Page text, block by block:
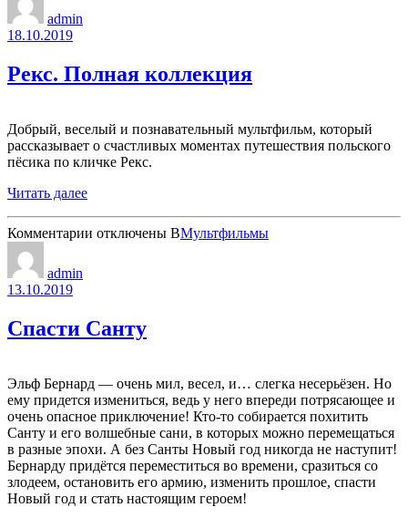
admin
18.10.2019
Рекс. Полная коллекция
Добрый, веселый и познавательный мультфильм, который
рассказывает о счастливых моментах путешествия польского
пёсика по кличке Рекс.
Читать далее
Комментарии котключены ВМультфильмы
admin
13.10.2019
Спасти Санту
Эльф Бернард — очень мил, весел, и… слегка несерьёзен. Но
ему придется измениться, ведь у него впереди потрясающее и
очень опасное приключение! Кто-то собирается похитить
Санту и его волшебные сани, в которых можно перемещаться
в разные эпохи. А без Санты Новый год никогда не наступит!
Бернарду придётся переместиться во времени, сразиться со
злодеем, остановить его армию, изменить прошлое, спасти
Новый год и стать настоящим героем!